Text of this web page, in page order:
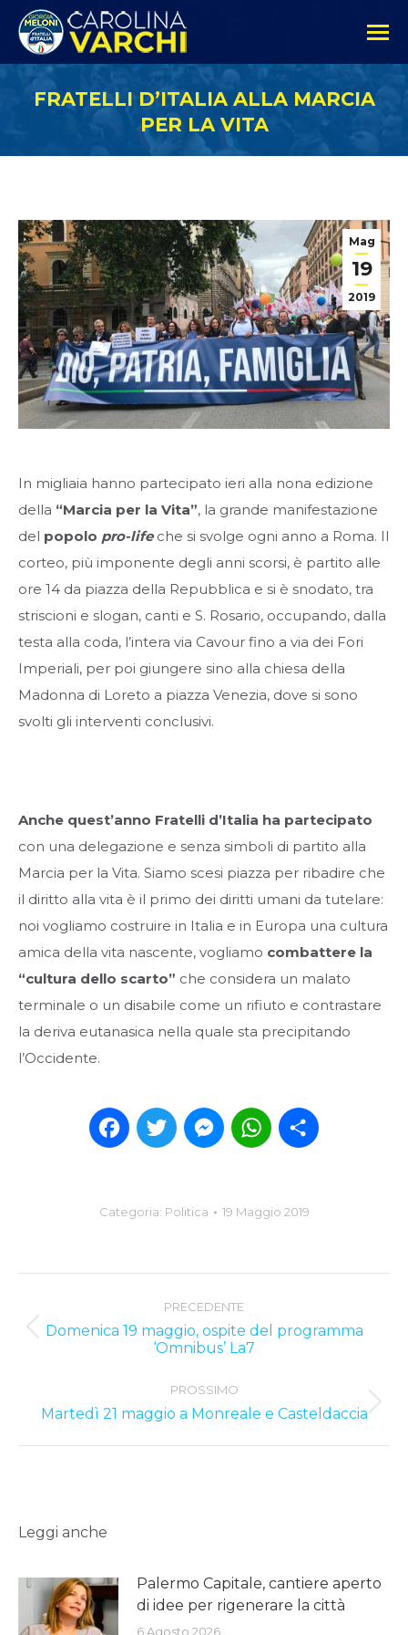
FRATELLI D’ITALIA ALLA MARCIA
PER LA VITA
Mag
19
2019
In migliaia hanno partecipato ieri alla nona edizione
della “Marcia per la Vita”, la grande manifestazione
del popolo pro-lifeche si svolge ogni anno a Roma. Il
corteo, più imponente degli anni scorsi, è partito alle
ore 14 da piazza della Repubblica e si è snodato, tra
striscioni e slogan, canti e S. Rosario, occupando, dalla
testa alla coda, l’intera via Cavour fino a via dei Fori
Imperiali, per poi giungere sino alla chiesa della
Madonna di Loreto a piazza Venezia, dove si sono
svolti gli interventi conclusivi.
Anche quest’anno Fratelli d’Italia ha partecipato
con una delegazione e senza simboli di partito alla
Marcia per la Vita. Siamo scesi piazza per ribadire che
il diritto alla vita è il primo dei diritti umani da tutelare:
noi vogliamo costruire in Italia e in Europa una cultura
amica della vita nascente, vogliamo combattere la
“cultura dello scarto” che considera un malato
terminale o un disabile come un rifiuto e contrastare
la deriva eutanasica nella quale sta precipitando
l’Occidente.
FacebookTwitter MessengerWhatsApp
Categoria: Politica 19 Maggio 2019
navigation
PRECEDENTE
Previous
post:
Domenica 19 maggio, ospite del programma
‘Omnibus’ La7
PROSSIMO
Next
Martedì 21 maggio a Monreale e Casteldaccia
Leggi anche
Palermo Capitale, cantiere aperto
di idee per rigenerare la città
6 Agosto 2026